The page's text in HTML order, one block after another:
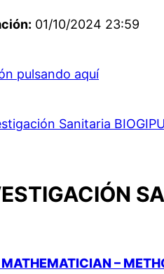
01/10/2024 23:59
pulsando aquí
Sanitaria
–